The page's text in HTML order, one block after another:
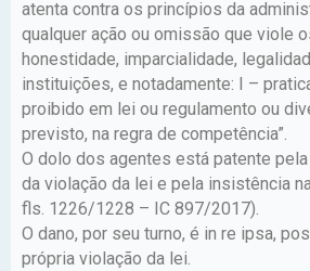
atenta contra os princípios da
qualquer ação ou omissão que viole
honestidade, imparcialidade,
instituições, e notadamente: I –
proibido em lei ou regulamento ou
previsto, na regra de competência”.
O dolo dos agentes está patente
da violação da lei e pela insistência
fls. 1226/1228 – IC 897/2017).
O dano, por seu turno, é in re ipsa,
própria violação da lei.